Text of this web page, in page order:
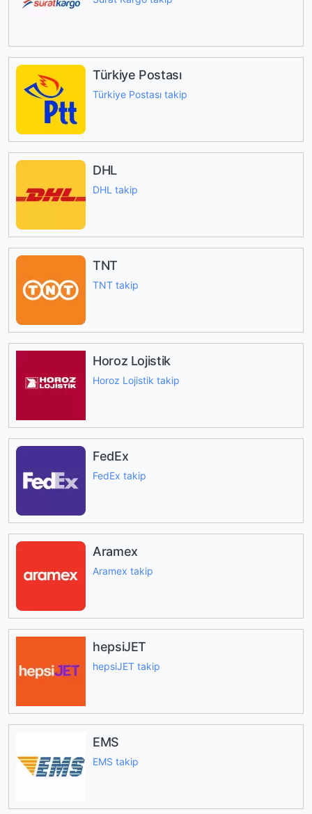
Türkiye Postası
Türkiye Postası takip
DHL
DHL takip
TNT
TNT takip
Horoz Lojistik
Horoz Lojistik takip
FedEx
FedEx takip
Aramex
Aramex takip
hepsiJET
hepsiJET takip
EMS
EMS takip